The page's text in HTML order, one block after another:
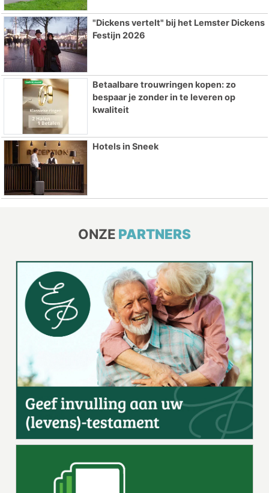
"Dickens vertelt" bij het Lemster Dickens
Festijn 2026
Betaalbare trouwringen kopen: zo
bespaar je zonder in te leveren op
kwaliteit
Hotels in Sneek
ONZE PARTNERS